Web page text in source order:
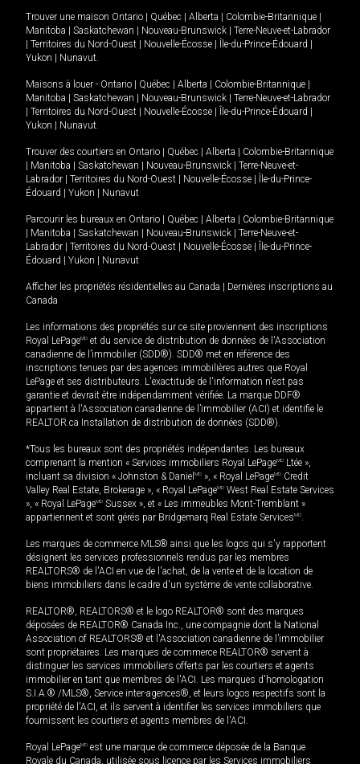
Trouver une maison Ontario Québec Alberta Colombie-Britannique
Manitoba
Saskatchewan Nouveau-Brunswick
Terre-Neuve-et-Labrador
Territoires du Nord-Ouest Nouvelle-Écosse Île-du-Prince-Édouard
Yukon
Nunavut.
Maisons à louer - Ontario Québec Alberta Colombie-Britannique
Manitoba
Saskatchewan Nouveau-Brunswick
Terre-Neuve-et-Labrador
Territoires du Nord-Ouest Nouvelle-Écosse Île-du-Prince-Édouard
Yukon
Nunavut.
Trouver des courtiers en Ontario Québec Alberta
Colombie-Britannique
Manitoba Saskatchewan Nouveau-Brunswick
Terre-Neuve-et-
Labrador
Territoires du Nord-Ouest Nouvelle-Écosse
Île-du-Prince-
Édouard
Yukon Nunavut
Parcourir les bureaux en Ontario Québec Alberta
Colombie-Britannique
Manitoba Saskatchewan Nouveau-Brunswick
Terre-Neuve-et-
Labrador
Territoires du Nord-Ouest Nouvelle-Écosse
Île-du-Prince-
Édouard
Yukon Nunavut
Afficher les propriétés résidentielles au Canada
Dernières inscriptions au
Canada
Les informations des propriétés sur ce site proviennent des inscriptions
Royal LePageMD et du service de distribution de données de l'Association
canadienne de l’immobilier (SDD®). SDD® met en référence des
inscriptions tenues par des agences immobilières autres que Royal
LePage et ses distributeurs. L'exactitude de l'information n'est pas
garantie et devrait être indépendamment vérifiée. La marque DDF®
appartient à l'Association canadienne de l’immobilier (ACI) et identifie le
REALTOR.ca Installation de distribution de données (SDD®).
*Tous les bureaux sont des propriétés indépendantes. Les bureaux
comprenant la mention « Services immobiliers Royal LePageMD Ltée »,
incluant sa division « Johnston & Daniel MD », « Royal LePageMD Credit
Valley Real Estate, Brokerage », « Royal LePageMD West Real Estate Services
», « Royal LePageMD Sussex », et « Les immeubles Mont-Tremblant »
appartiennent et sont gérés par Bridgemarq Real Estate ServicesMD.
Les marques de commerce MLS® ainsi que les logos qui s'y rapportent
désignent les services professionnels rendus par les membres
REALTORS® de l'ACI en vue de l'achat, de la vente et de la location de
biens immobiliers dans le cadre d'un système de vente collaborative.
REALTOR®, REALTORS® et le logo REALTOR® sont des marques
déposées de REALTOR® Canada Inc., une compagnie dont la National
Association of REALTORS® et l'Association canadienne de l’immobilier
sont propriétaires. Les marques de commerce REALTOR® servent à
distinguer les services immobiliers offerts par les courtiers et agents
immobilier en tant que membres de l'ACI. Les marques d'homologation
S.I.A.® /MLS®, Service inter-agences®, et leurs logos respectifs sont la
propriété de l'ACI, et ils servent à identifier les services immobiliers que
fournissent les courtiers et agents membres de l'ACI.
Royal LePageMD est une marque de commerce déposée de la Banque
Royale du Canada, utilisée sous licence par les Services immobiliers